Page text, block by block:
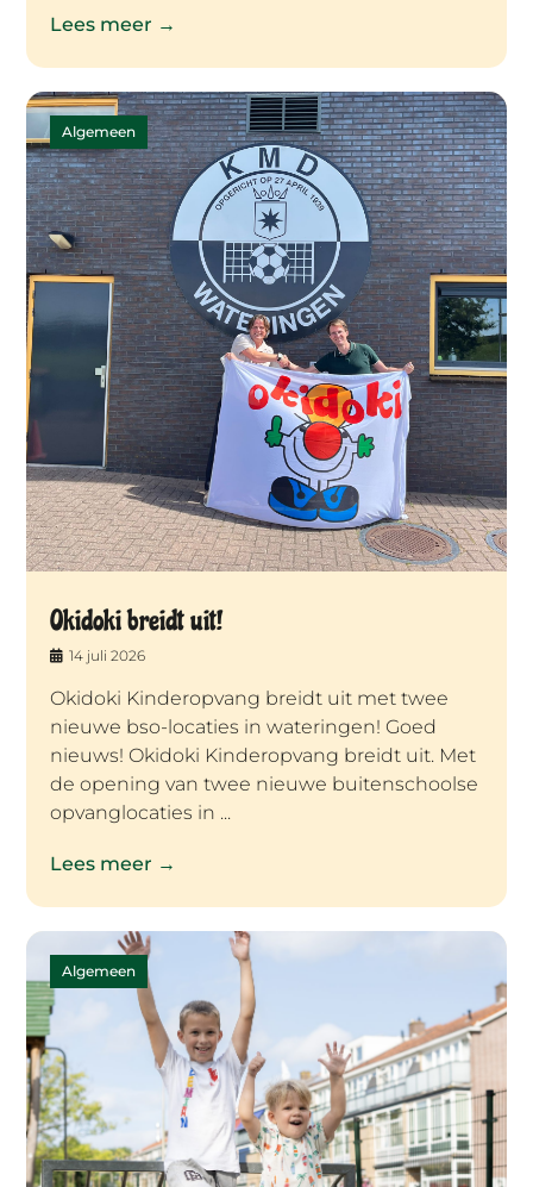
Lees meer →
Algemeen
Okidoki breidt uit!
14 juli 2026
Okidoki Kinderopvang breidt uit met twee
nieuwe bso-locaties in wateringen! Goed
nieuws! Okidoki Kinderopvang breidt uit. Met
de opening van twee nieuwe buitenschoolse
opvanglocaties in ...
Lees meer →
Algemeen